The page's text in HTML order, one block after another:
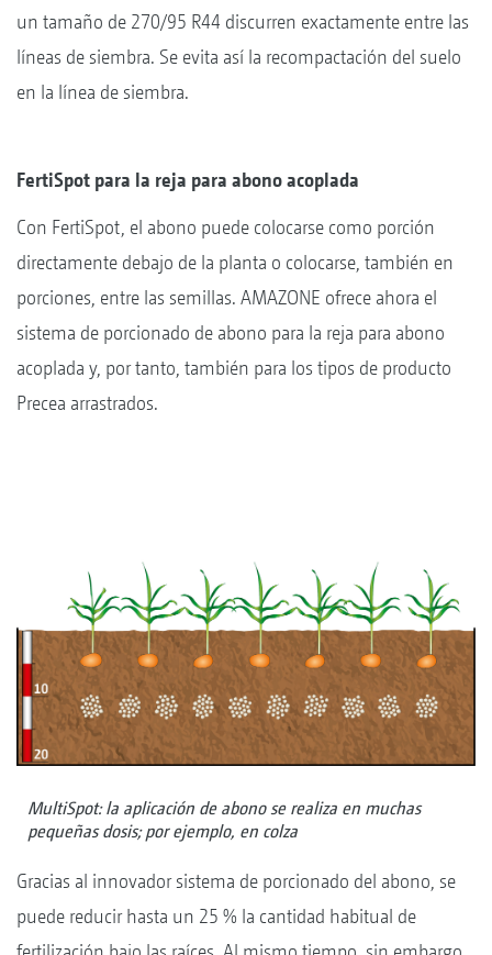
un tamaño de 270/95 R44 discurren exactamente entre las
líneas de siembra. Se evita así la recompactación del suelo
en la línea de siembra.
FertiSpot para la reja para abono acoplada
Con FertiSpot, el abono puede colocarse como porción
directamente debajo de la planta o colocarse, también en
porciones, entre las semillas. AMAZONE ofrece ahora el
sistema de porcionado de abono para la reja para abono
acoplada y, por tanto, también para los tipos de producto
Precea arrastrados.
MultiSpot: la aplicación de abono se realiza en muchas
pequeñas dosis; por ejemplo, en colza
Gracias al innovador sistema de porcionado del abono, se
puede reducir hasta un 25 % la cantidad habitual de